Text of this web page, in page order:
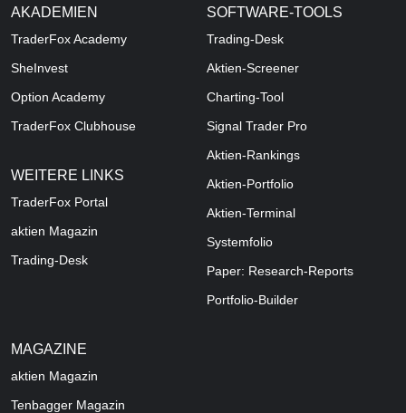
AKADEMIEN
TraderFox Academy
SheInvest
Option Academy
TraderFox Clubhouse
WEITERE LINKS
TraderFox Portal
aktien Magazin
Trading-Desk
SOFTWARE-TOOLS
Trading-Desk
Aktien-Screener
Charting-Tool
Signal Trader Pro
Aktien-Rankings
Aktien-Portfolio
Aktien-Terminal
Systemfolio
Paper: Research-Reports
Portfolio-Builder
MAGAZINE
aktien Magazin
Tenbagger Magazin